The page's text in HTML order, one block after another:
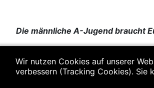
Die männliche A-Jugend braucht
Wir nutzen Cookies auf unserer
verbessern (Tracking Cookies). Sie